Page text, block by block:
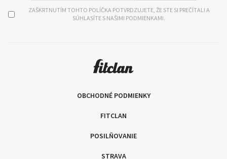
ZAŠKRTNUTÍM TOHTO POLÍČKA POTVRDZUJETE, ŽE STE SI PREČÍTALI A
SÚHLASÍTE S NAŠIMI PODMIENKAMI.
OBCHODNÉ PODMIENKY
FITCLAN
POSILŇOVANIE
STRAVA